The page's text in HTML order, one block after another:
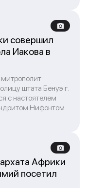
совершил
Иакова в
штата Бенуэ г.
с настоятелем
Нифонтом
Африки
посетил